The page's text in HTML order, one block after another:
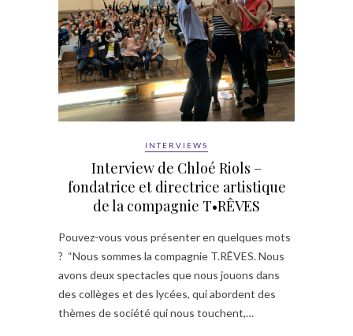
INTERVIEWS
Interview de Chloé Riols –
fondatrice et directrice artistique
de la compagnie T•RÊVES
Pouvez-vous vous présenter en quelques mots
? “Nous sommes la compagnie T.RÊVES. Nous
avons deux spectacles que nous jouons dans
des collèges et des lycées, qui abordent des
thèmes de société qui nous touchent,…